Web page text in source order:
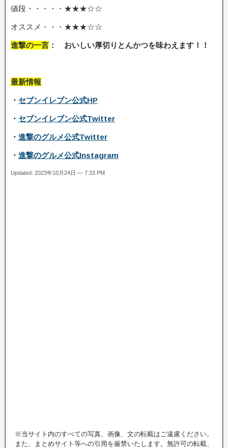
値段・・・・・★★★☆☆
オススメ・・・★★★☆☆
進撃の一言 ： おいしい厚切りとんかつを味わえます ！！
最新情報
・ セブンイレブン公式HP
・ セブンイレブン公式Twitter
・ 進撃のグルメ公式Twitter
・ 進撃のグルメ公式Instagram
Updated: 2023年10月24日 — 7:33 PM
※当サイト内のすべての写真、画像、文の転載はご遠慮ください。
また、まとめサイト等への引用を厳禁いたします。無許可の転載、